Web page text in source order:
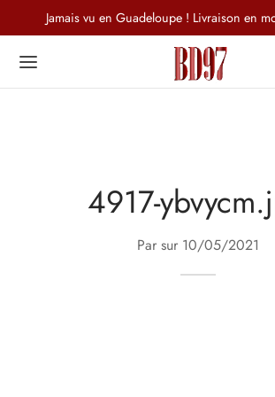
Jamais vu en Guadeloupe ! Livraison en
4917-
Par sur 10/05/2021